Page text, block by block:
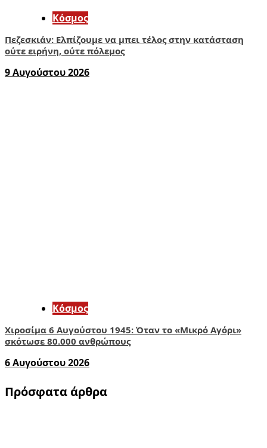
Κόσμος
Πεζεσκιάν: Ελπίζουμε να μπει τέλος στην κατάσταση
ούτε ειρήνη, ούτε πόλεμος
9 Αυγούστου 2026
Κόσμος
Χιροσίμα 6 Αυγούστου 1945: Όταν το «Μικρό Αγόρι»
σκότωσε 80.000 ανθρώπους
6 Αυγούστου 2026
Πρόσφατα άρθρα